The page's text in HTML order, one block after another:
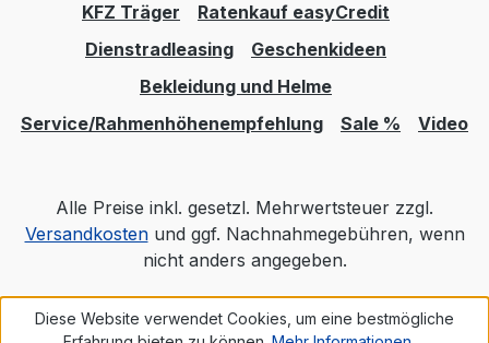
KFZ Träger
Ratenkauf easyCredit
Dienstradleasing
Geschenkideen
Bekleidung und Helme
Service/Rahmenhöhenempfehlung
Sale % Video
Alle Preise inkl. gesetzl. Mehrwertsteuer zzgl.
Versandkostenund ggf. Nachnahmegebühren, wenn
nicht anders angegeben.
Realisiert mit Shopware
Diese Website verwendet Cookies, um eine bestmögliche